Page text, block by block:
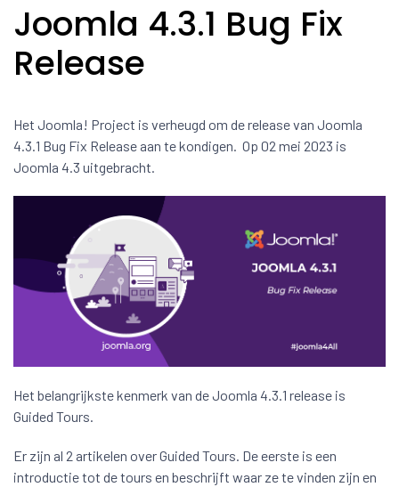
Joomla 4.3.1 Bug Fix
Release
Het Joomla! Project is verheugd om de release van Joomla
4.3.1 Bug Fix Release aan te kondigen. Op 02 mei 2023 is
Joomla 4.3 uitgebracht.
Het belangrijkste kenmerk van de Joomla 4.3.1 release is
Guided Tours.
Er zijn al 2 artikelen over Guided Tours. De eerste is een
introductie tot de tours en beschrijft waar ze te vinden zijn en